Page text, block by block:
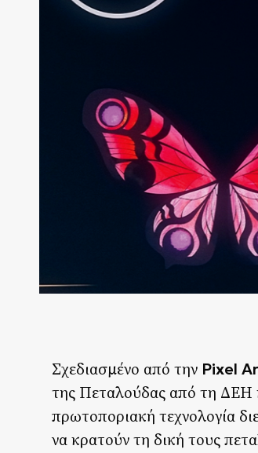
Σχεδιασμένο από την Pixel
της Πεταλούδας από τη
πρωτοποριακή τεχνολογία
να κρατούν τη δική τους